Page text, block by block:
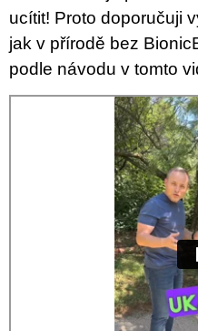
ucítit! Proto doporučuji
jak v přírodě bez
podle návodu v tomto